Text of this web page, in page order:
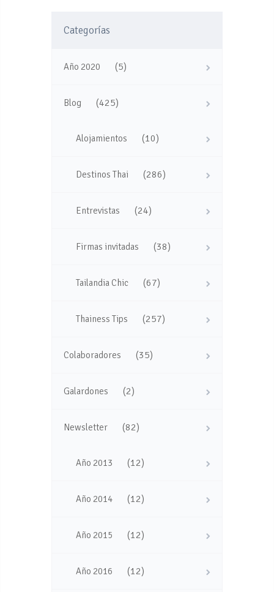
Categorías
Año 2020 (5)
Blog (425)
Alojamientos (10)
Destinos Thai (286)
Entrevistas (24)
Firmas invitadas (38)
Tailandia Chic (67)
Thainess Tips (257)
Colaboradores (35)
Galardones (2)
Newsletter (82)
Año 2013 (12)
Año 2014 (12)
Año 2015 (12)
Año 2016 (12)